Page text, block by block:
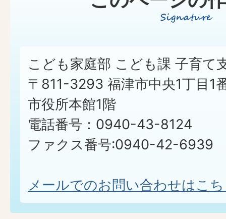
こども家庭部 こども課 子育て
〒811-3293 福津市中央1丁目1
市役所本館1階
電話番号：0940-43-8124
ファクス番号:0940-42-6939
メールでのお問い合わせはこ